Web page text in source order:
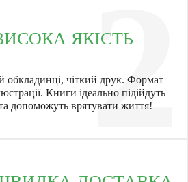
2
ЯКІСТЬ
обкладинці, чіткий друк. Формат
Книги ідеально підійдуть
допоможуть врятувати життя!